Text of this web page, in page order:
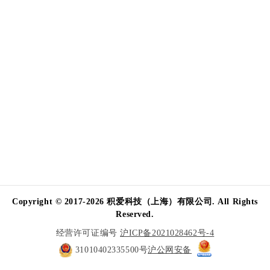
Copyright © 2017-2026 积爱科技（上海）有限公司. All Rights
Reserved.
经营许可证编号沪ICP备2021028462号-4
31010402335500号沪公网安备